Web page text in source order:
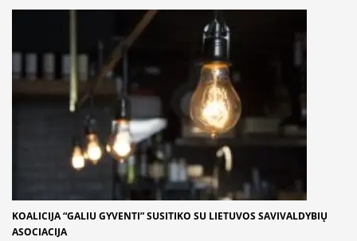
KOALICIJA “GALIU GYVENTI” SUSITIKO SU LIETUVOS SAVIVALDYBIŲ
ASOCIACIJA